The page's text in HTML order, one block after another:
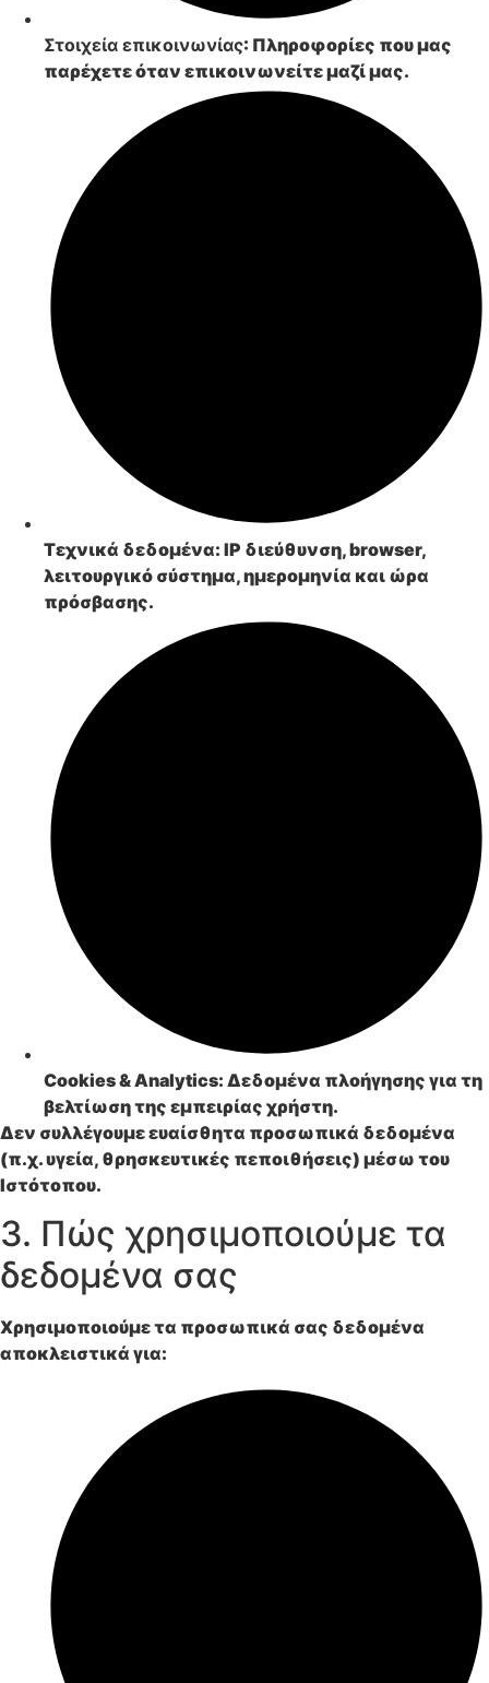
Στοιχεία επικοινωνίας: Πληροφορίες που μας
παρέχετε όταν επικοινωνείτε μαζί μας.
Τεχνικά δεδομένα: IP διεύθυνση, browser,
λειτουργικό σύστημα, ημερομηνία και ώρα
πρόσβασης.
Cookies & Analytics: Δεδομένα πλοήγησης για τη
βελτίωση της εμπειρίας χρήστη.
Δεν συλλέγουμε ευαίσθητα προσωπικά δεδομένα
(π.χ. υγεία, θρησκευτικές πεποιθήσεις) μέσω του
Ιστότοπου.
3. Πώς χρησιμοποιούμε τα
δεδομένα σας
Χρησιμοποιούμε τα προσωπικά σας δεδομένα
αποκλειστικά για: